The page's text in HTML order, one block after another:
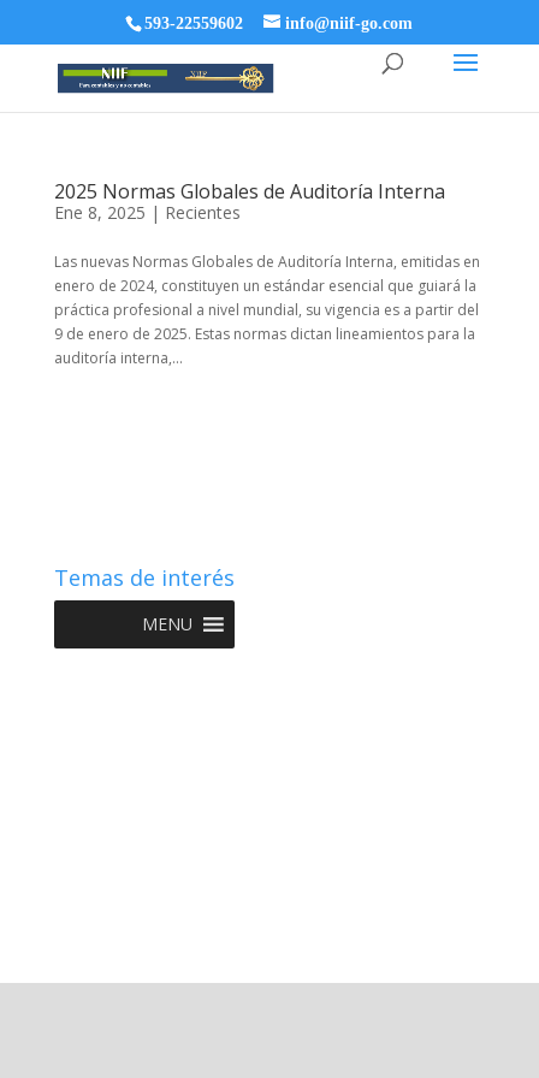
593-22559602 info@niif-go.com
2025 Normas Globales de Auditoría Interna
Ene 8, 2025 | Recientes
Las nuevas Normas Globales de Auditoría Interna, emitidas en
enero de 2024, constituyen un estándar esencial que guiará la
práctica profesional a nivel mundial, su vigencia es a partir del
9 de enero de 2025. Estas normas dictan lineamientos para la
auditoría interna,...
Temas de interés
MENU